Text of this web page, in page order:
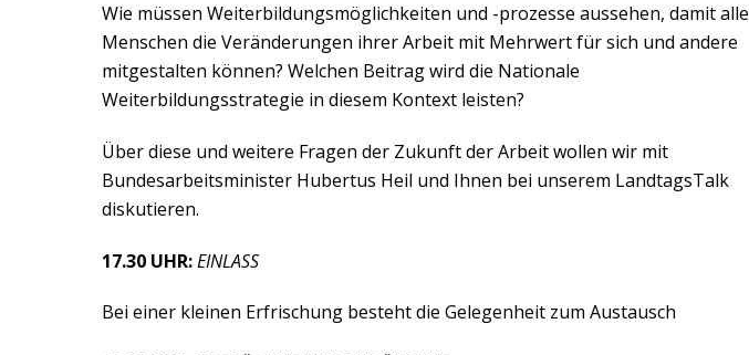
Wie müssen Weiterbildungsmöglichkeiten und -prozesse aussehen, damit alle
Menschen die Veränderungen ihrer Arbeit mit Mehrwert für sich und andere
mitgestalten können? Welchen Beitrag wird die Nationale
Weiterbildungsstrategie in diesem Kontext leisten?
Über diese und weitere Fragen der Zukunft der Arbeit wollen wir mit
Bundesarbeitsminister Hubertus Heil und Ihnen bei unserem LandtagsTalk
diskutieren.
17.30 UHR:EINLASS
Bei einer kleinen Erfrischung besteht die Gelegenheit zum Austausch